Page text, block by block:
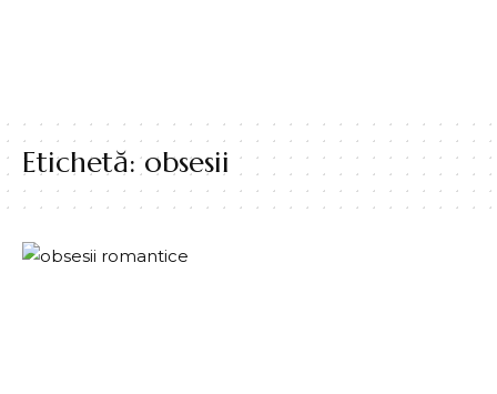
Etichetă:obsesii